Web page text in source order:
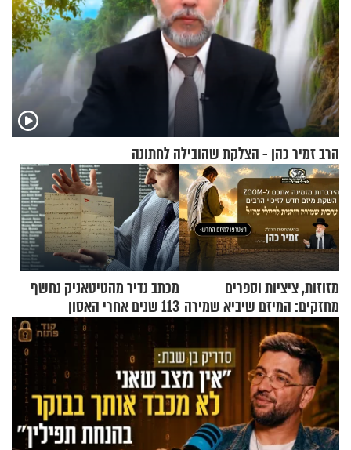
הרב זמיר כהן - הצלקת שהובילה לחתונה
מזוזות, ציציות וספרים
מחזקים: המיזם שיביא שמירה
רוחנית לאלפי חיילי צה"ל
מכתב נדיר מהטיטאניק נחשף
113 שנים אחרי האסון